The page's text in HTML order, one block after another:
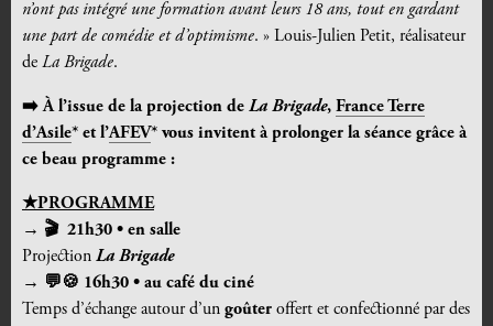
n’ont pas intégré une formation avant leurs 18 ans, tout en gardant
une part de comédie et d’optimisme. » Louis-Julien Petit, réalisateur
de La Brigade.
➡️Àl’issue de la projection de La Brigade, France Terre
d’Asile* et l’AFEV* vous invitent à prolonger la séance grâce à
ce beau programme :
★PROGRAMME
→ 🎬 21h30 • en salle
Projection La Brigade
→ 💬🍪 16h30 • au café du ciné
Temps d’échange autour d’un goûter offert et confectionné par des